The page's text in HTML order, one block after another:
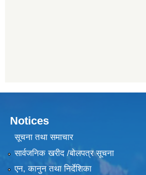
Notices
सूचना तथा समाचार
सार्वजनिक खरीद /बोलपत्र सूचना
एन, कानुन तथा निर्देशिका